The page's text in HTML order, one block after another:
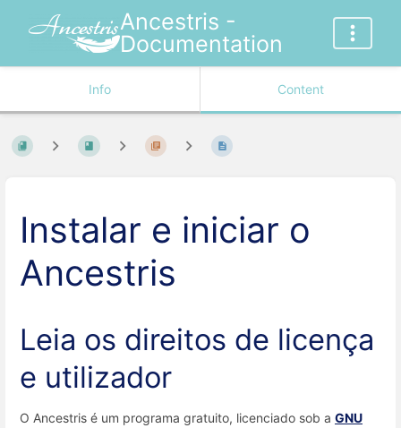
Ancestris -
Documentation
Info Content
Instalar e iniciar o
Ancestris
Leia os direitos de licença
e utilizador
O Ancestris é um programa gratuito, licenciado sob a GNU